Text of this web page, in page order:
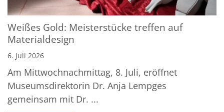
Weißes Gold: Meisterstücke treffen auf
Materialdesign
6. Juli 2026
Am Mittwochnachmittag, 8. Juli, eröffnet
Museumsdirektorin Dr. Anja Lempges
gemeinsam mit Dr. ...